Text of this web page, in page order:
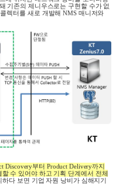
기존의 제니우스로는 구현할 수가 없
콜렉터를 새로 개발해NMS 매니저와
Discovery부터 Product Delivery까지
수 있어야 하고 기획 단계에서 전체
하다 보면 기업 자원 낭비가 심해지기